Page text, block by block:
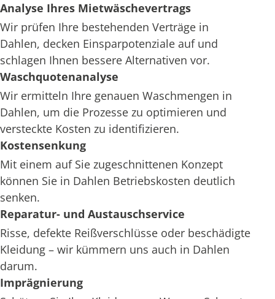
Analyse Ihres Mietwäschevertrags
Wir prüfen Ihre bestehenden Verträge in
Dahlen, decken Einsparpotenziale auf und
schlagen Ihnen bessere Alternativen vor.
Waschquotenanalyse
Wir ermitteln Ihre genauen Waschmengen in
Dahlen, um die Prozesse zu optimieren und
versteckte Kosten zu identifizieren.
Kostensenkung
Mit einem auf Sie zugeschnittenen Konzept
können Sie in Dahlen Betriebskosten deutlich
senken.
Reparatur- und Austauschservice
Risse, defekte Reißverschlüsse oder beschädigte
Kleidung – wir kümmern uns auch in Dahlen
darum.
Imprägnierung